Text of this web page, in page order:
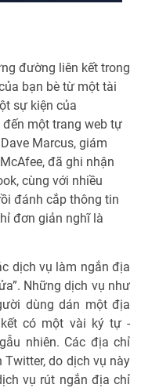
đường liên kết trong
bạn bè từ một tài
sự kiện của
một trang web tự
Marcus, giám
đã ghi nhận
cùng với nhiều
đánh cắp thông tin
đơn giản nghĩ là
dịch vụ làm ngắn địa
Những dịch vụ như
dùng dán một địa
có một vài ký tự -
nhiên. Các địa chỉ
do dịch vụ này
vụ rút ngắn địa chỉ